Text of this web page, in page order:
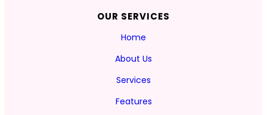
OUR SERVICES
Home
About Us
Services
Features